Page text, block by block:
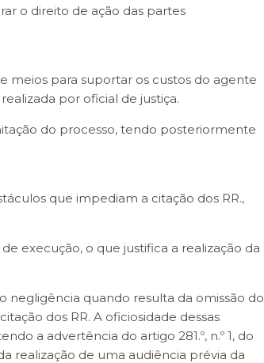
o direito de ação das partes
meios para suportar os custos do agente
por oficial de justiça.
do processo, tendo posteriormente
que impediam a citação dos RR.,
execução, o que justifica a realização da
negligência quando resulta da omissão do
dos RR. A oficiosidade dessas
a advertência do artigo 281.º, n.º 1, do
realização de uma audiência prévia da